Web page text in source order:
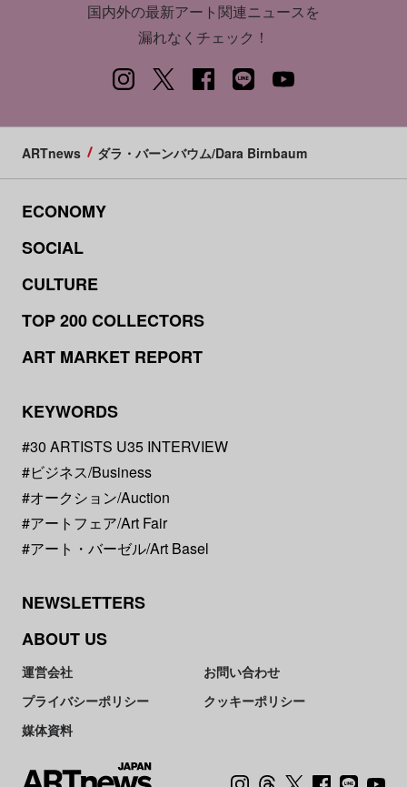
国内外の最新アート関連ニュースを
漏れなくチェック！
ARTnews ダラ・バーンバウム/Dara Birnbaum
ECONOMY
SOCIAL
CULTURE
TOP 200 COLLECTORS
ART MARKET REPORT
KEYWORDS
#30 ARTISTS U35 INTERVIEW
#ビジネス/Business
#オークション/Auction
#アートフェア/Art Fair
#アート・バーゼル/Art Basel
NEWSLETTERS
ABOUT US
運営会社
お問い合わせ
プライバシーポリシー
クッキーポリシー
媒体資料